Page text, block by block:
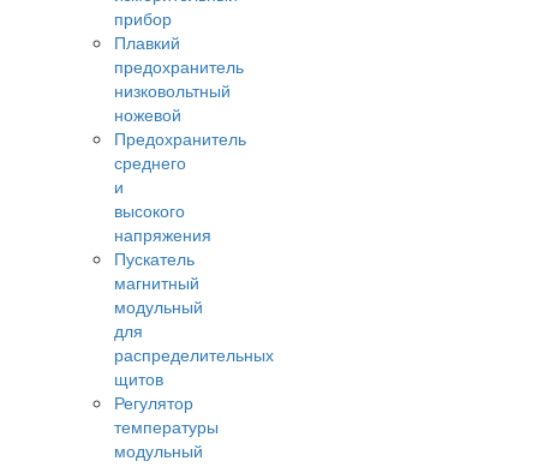
прибор
Плавкий
предохранитель
низковольтный
ножевой
Предохранитель
среднего
и
высокого
напряжения
Пускатель
магнитный
модульный
для
распределительных
щитов
Регулятор
температуры
модульный